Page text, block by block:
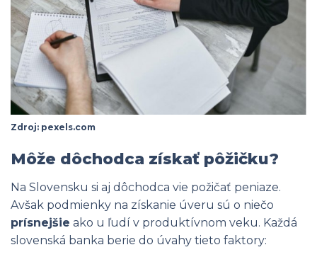
Zdroj: pexels.com
Môže dôchodca získať pôžičku?
Na Slovensku si aj dôchodca vie požičať peniaze.
Avšak podmienky na získanie úveru sú o niečo
prísnejšie ako u ľudí v produktívnom veku. Každá
slovenská banka berie do úvahy tieto faktory: